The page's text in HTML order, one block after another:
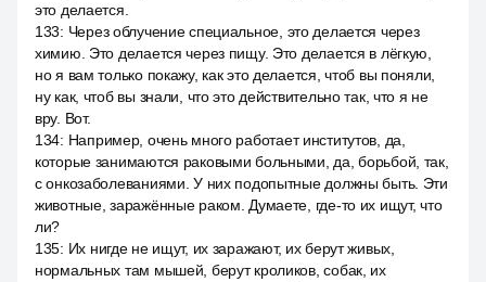
это делается.
133: Через облучение специальное, это делается через
химию. Это делается через пищу. Это делается в лёгкую,
но я вам только покажу, как это делается, чтоб вы поняли,
ну как, чтоб вы знали, что это действительно так, что я не
вру. Вот.
134: Например, очень много работает институтов, да,
которые занимаются раковыми больными, да, борьбой, так,
с онкозаболеваниями. У них подопытные должны быть. Эти
животные, заражённые раком. Думаете, где-то их ищут, что
ли?
135: Их нигде не ищут, их заражают, их берут живых,
нормальных там мышей, берут кроликов, собак, их